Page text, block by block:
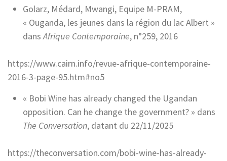
Golarz, Médard, Mwangi, Equipe M-PRAM,
« Ouganda, les jeunes dans la région du lac Albert »
dans Afrique Contemporaine, n°259, 2016
https://www.cairn.info/revue-afrique-contemporaine-
2016-3-page-95.htm#no5
« Bobi Wine has already changed the Ugandan
opposition. Can he change the government? » dans
The Conversation, datant du 22/11/2025
https://theconversation.com/bobi-wine-has-already-